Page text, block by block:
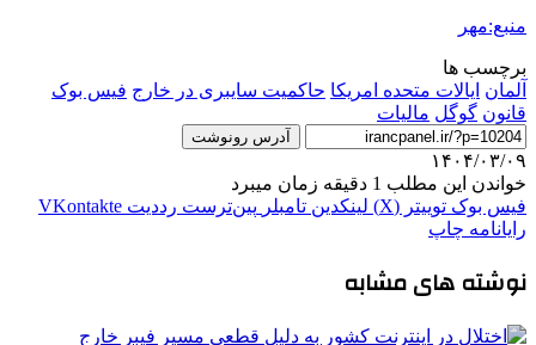
منبع:مهر
برچسب ها
آلمان ایالات متحده امریکا حاکمیت سایبری در خارج فیس بوک
قانون گوگل مالیات
آدرس رونوشت
۱۴۰۴/۰۳/۰۹
خواندن این مطلب 1 دقیقه زمان میبرد
فیس بوک توییتر (X) لینکدین ‫تامبلر ‫پین‌ترست ‫رددیت ‫VKontakte
رایانامه چاپ
نوشته های مشابه